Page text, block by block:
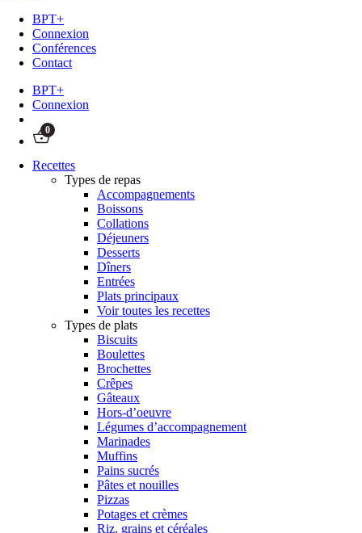
BPT+
Connexion
Conférences
Contact
BPT+
Connexion
0
Recettes
Types de repas
Accompagnements
Boissons
Collations
Déjeuners
Desserts
Dîners
Entrées
Plats principaux
Voir toutes les recettes
Types de plats
Biscuits
Boulettes
Brochettes
Crêpes
Gâteaux
Hors-d’oeuvre
Légumes d’accompagnement
Marinades
Muffins
Pains sucrés
Pâtes et nouilles
Pizzas
Potages et crèmes
Riz, grains et céréales